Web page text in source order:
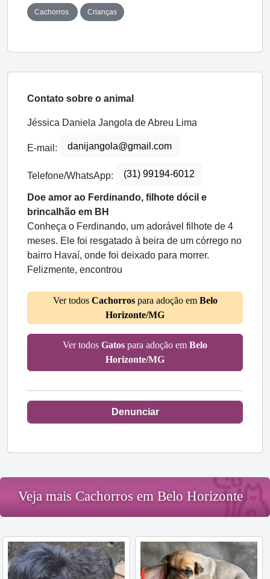
Cachorros Crianças
Contato sobre o animal
Jéssica Daniela Jangola de Abreu Lima
E-mail: danijangola@gmail.com
Telefone/WhatsApp: (31) 99194-6012
Doe amor ao Ferdinando, filhote dócil e
brincalhão em BH
Conheça o Ferdinando, um adorável filhote de 4
meses. Ele foi resgatado à beira de um córrego no
bairro Havaí, onde foi deixado para morrer.
Felizmente, encontrou
Ver todos Cachorrospara adoção em Belo
Horizonte/MG
Ver todos Gatos para adoção em Belo
Horizonte/MG
Denunciar
Veja mais Cachorros em Belo Horizonte